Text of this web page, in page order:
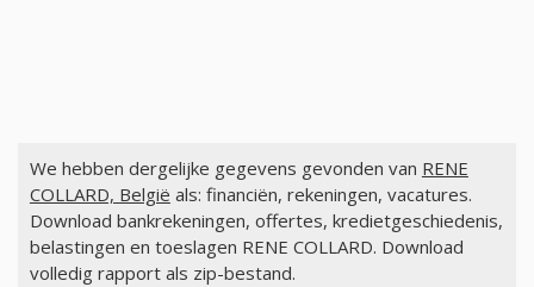
We hebben dergelijke gegevens gevonden van RENE
COLLARD, België als: financiën, rekeningen, vacatures.
Download bankrekeningen, offertes, kredietgeschiedenis,
belastingen en toeslagen RENE COLLARD. Download
volledig rapport als zip-bestand.